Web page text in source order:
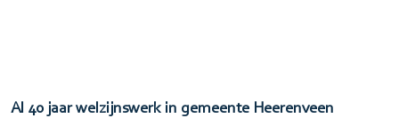
Al 40 jaar welzijnswerk in gemeente Heerenveen